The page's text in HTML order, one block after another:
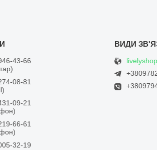
43-66
08-81
09-21
66-61
32-19